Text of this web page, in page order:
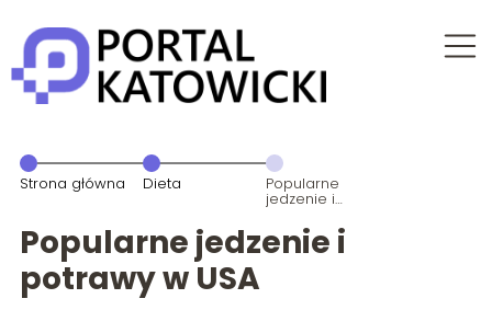
Strona główna Dieta Popularne
jedzenie i
potrawy w
Popularne jedzenie i
potrawy w USA